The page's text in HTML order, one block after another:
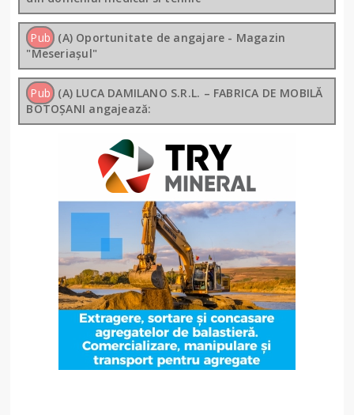
Pub (A) Oportunitate de angajare - Magazin
"Meseriașul"
Pub (A) LUCA DAMILANO S.R.L. – FABRICA DE MOBILĂ
BOTOȘANI angajează: